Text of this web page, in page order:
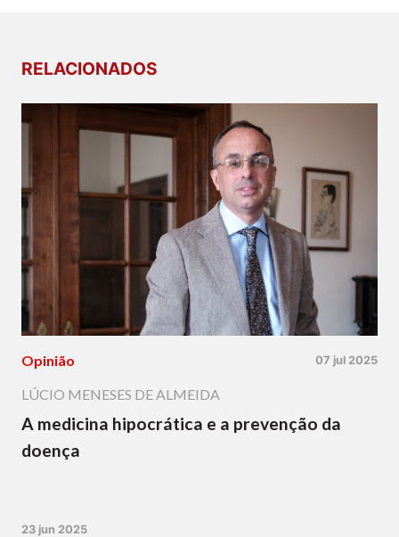
RELACIONADOS
Opinião 07 jul 2025
LÚCIO MENESES DE ALMEIDA
A medicina hipocrática e a prevenção da
doença
23 jun 2025